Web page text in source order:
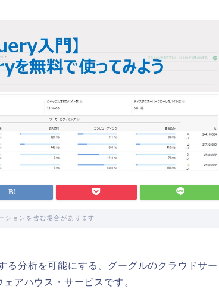
ションを含む場合があります
る分析を可能にする、グーグルのクラウドサー
アハウス・サービスです。